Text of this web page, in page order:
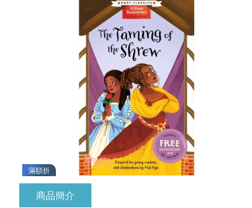
滿額折
商品簡介